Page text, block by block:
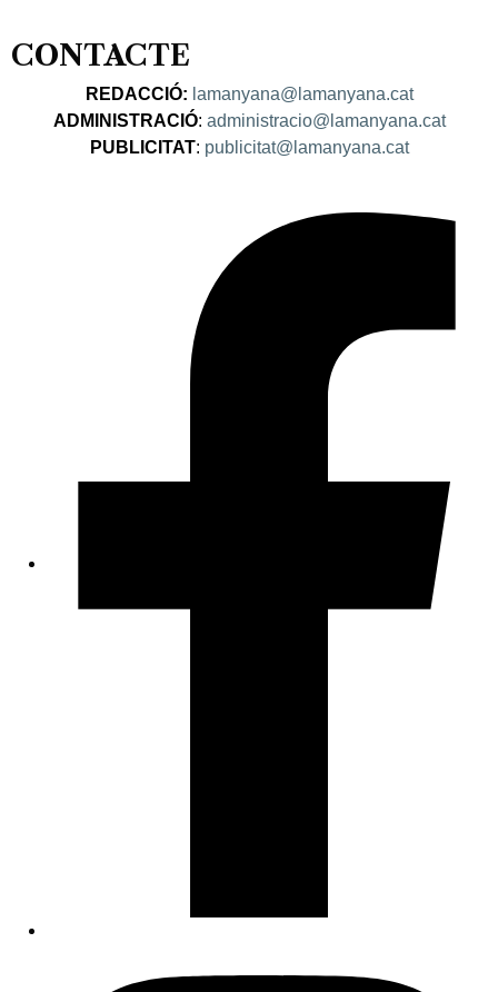
CONTACTE
REDACCIÓ: lamanyana@lamanyana.cat
ADMINISTRACIÓ: administracio@lamanyana.cat
PUBLICITAT: publicitat@lamanyana.cat